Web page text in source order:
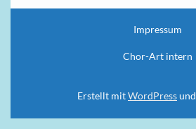
Impressum
Chor-Art intern
Erstellt mitWordPressund